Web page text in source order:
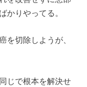
かりやってる。
を切除しようが、
じで根本を解決せ